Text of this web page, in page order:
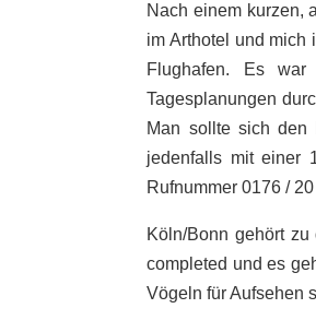
Nach einem kurzen,
im Arthotel und mich
Flughafen. Es
Tagesplanungen
Man sollte sich den
jedenfalls mit einer
Rufnummer 0176 /
Köln/Bonn gehört
completed und es
Vögeln für Aufsehen